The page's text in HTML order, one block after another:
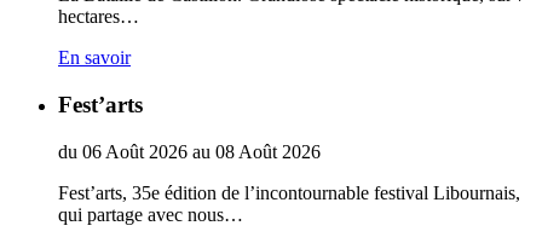
hectares…
En savoir
Fest’arts
du 06 Août 2026 au 08 Août 2026
Fest’arts, 35e édition de l’incontournable festival Libournais,
qui partage avec nous…